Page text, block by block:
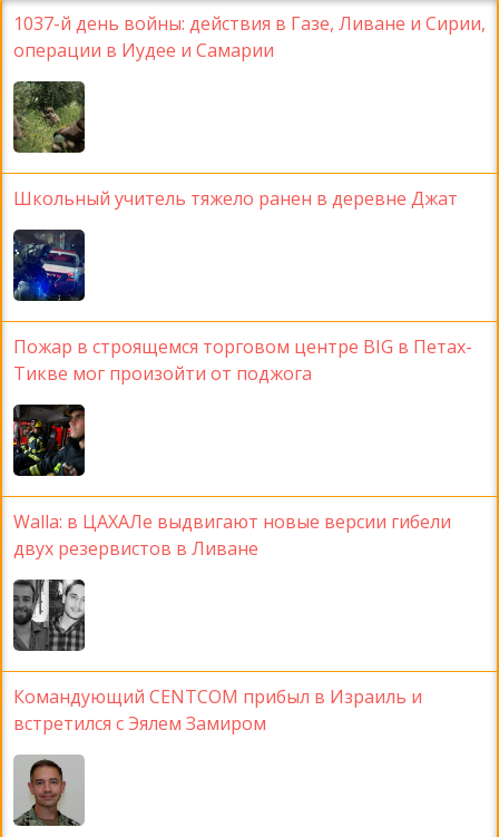
1037-й день войны: действия в Газе, Ливане и Сирии,
операции в Иудее и Самарии
Школьный учитель тяжело ранен в деревне Джат
Пожар в строящемся торговом центре BIG в Петах-
Тикве мог произойти от поджога
Walla: в ЦАХАЛе выдвигают новые версии гибели
двух резервистов в Ливане
Командующий CENTCOM прибыл в Израиль и
встретился с Эялем Замиром